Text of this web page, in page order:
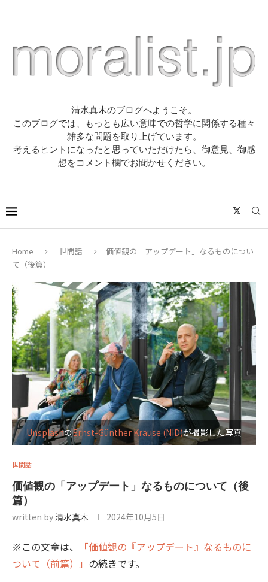
清水真木のブログへようこそ。
このブログでは、もっとも広い意味での哲学に関係する種々
雑多な問題を取り上げています。
考えるヒントになったと思っていただけたら、御意見、御感
想をコメント欄でお聞かせください。
Home 世間話
価値観の「アップデート」なるものについ
て（後篇）
UnsplashのErnst-Günther Krause (NID)が撮影した写真
世間話
価値観の「アップデート」なるものについて（後
篇）
written by清水真木 2024年10月5日
※この文章は、
「価値観の『アップデート』なるものに
ついて（前篇）」 の続きです。